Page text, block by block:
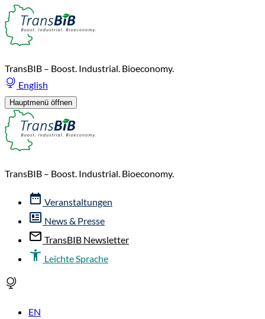
TransBIB – Boost. Industrial. Bioeconomy.
English
Hauptmenü öffnen
TransBIB – Boost. Industrial. Bioeconomy.
Veranstaltungen
News & Presse
TransBIB Newsletter
Leichte Sprache
EN